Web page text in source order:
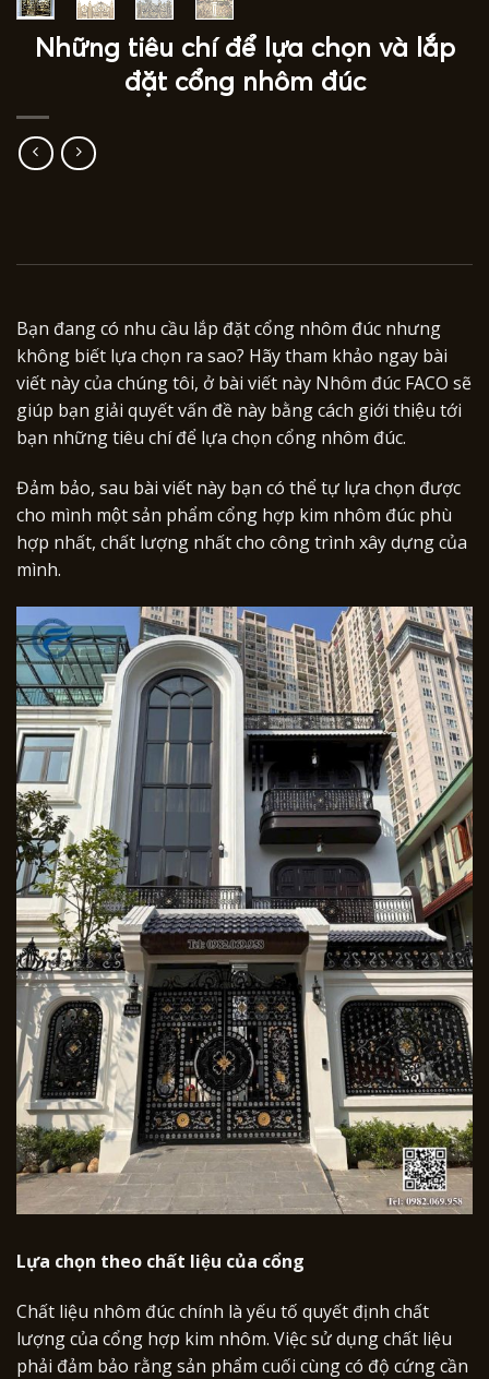
Những tiêu chí để lựa chọn và lắp
đặt cổng nhôm đúc
Bạn đang có nhu cầu lắp đặt cổng nhôm đúc nhưng
không biết lựa chọn ra sao? Hãy tham khảo ngay bài
viết này của chúng tôi, ở bài viết này Nhôm đúc FACO sẽ
giúp bạn giải quyết vấn đề này bằng cách giới thiệu tới
bạn những tiêu chí để lựa chọn cổng nhôm đúc.
Đảm bảo, sau bài viết này bạn có thể tự lựa chọn được
cho mình một sản phẩm cổng hợp kim nhôm đúc phù
hợp nhất, chất lượng nhất cho công trình xây dựng của
mình.
Lựa chọn theo chất liệu của cổng
Chất liệu nhôm đúc chính là yếu tố quyết định chất
lượng của cổng hợp kim nhôm. Việc sử dụng chất liệu
phải đảm bảo rằng sản phẩm cuối cùng có độ cứng cần